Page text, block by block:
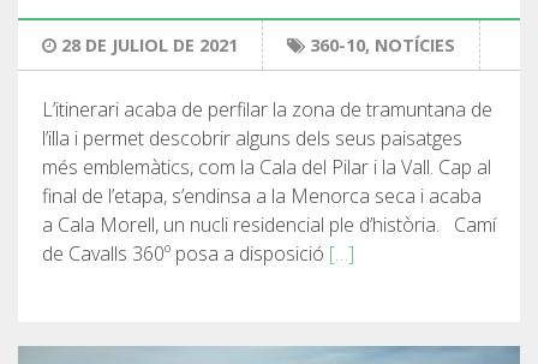
28 DE JULIOL DE 2021 360-10, NOTÍCIES
L’itinerari acaba de perfilar la zona de tramuntana de
l’illa i permet descobrir alguns dels seus paisatges
més emblemàtics, com la Cala del Pilar i la Vall. Cap al
final de l’etapa, s’endinsa a la Menorca seca i acaba
a Cala Morell, un nucli residencial ple d’història. Camí
de Cavalls 360º posa a disposició […]